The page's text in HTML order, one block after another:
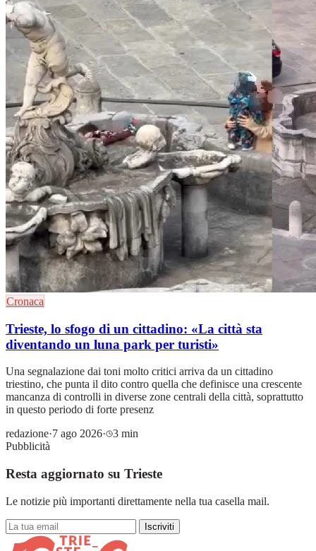
Cronaca
Trieste, lo sfogo di un cittadino: «La città sta
diventando un luna park per turisti»
Una segnalazione dai toni molto critici arriva da un cittadino
triestino, che punta il dito contro quella che definisce una crescente
mancanza di controlli in diverse zone centrali della città, soprattutto
in questo periodo di forte presenz
redazione·7 ago 2026·
3 min
Pubblicità
Resta aggiornato su Trieste
Le notizie più importanti direttamente nella tua casella mail.
Iscriviti